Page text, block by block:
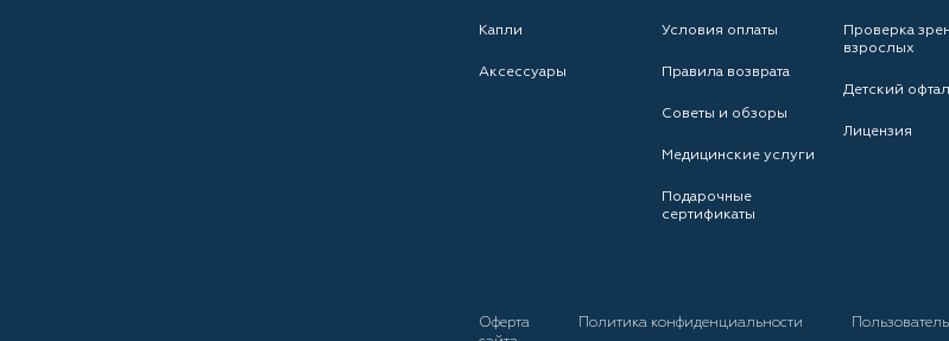
Капли
Аксессуары
Условия оплаты
Правила возврата
Советы и обзоры
Медицинские услуги
Подарочные
сертификаты
Проверка
взрослых
Детский
Лицензия
Оферта Политика конфиденциальности